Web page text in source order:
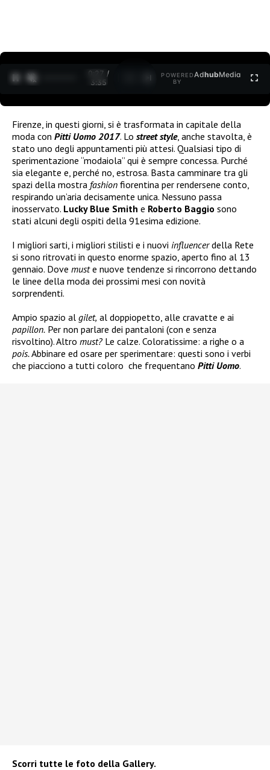
0:27 /
3:35
POWERED
BY
AdhubMedia
Firenze, in questi giorni, si è trasformata in capitale della
moda con Pitti Uomo 2017. Lo street style, anche stavolta, è
stato uno degli appuntamenti più attesi. Qualsiasi tipo di
sperimentazione “modaiola” qui è sempre concessa. Purché
sia elegante e, perché no, estrosa. Basta camminare tra gli
spazi della mostra fashion fiorentina per rendersene conto,
respirando un’aria decisamente unica. Nessuno passa
inosservato. Lucky Blue Smith e Roberto Baggio sono
stati alcuni degli ospiti della 91esima edizione.
I migliori sarti, i migliori stilisti e i nuovi influencerdella Rete
si sono ritrovati in questo enorme spazio, aperto fino al 13
gennaio. Dove muste nuove tendenze si rincorrono dettando
le linee della moda dei prossimi mesi con novità
sorprendenti.
Ampio spazio al gilet, al doppiopetto, alle cravatte e ai
papillon. Per non parlare dei pantaloni (con e senza
risvoltino). Altro must? Le calze. Coloratissime: a righe o a
pois.Abbinare ed osare per sperimentare: questi sono i verbi
che piacciono a tutti coloro che frequentano Pitti Uomo.
Scorri tutte le foto della Gallery.